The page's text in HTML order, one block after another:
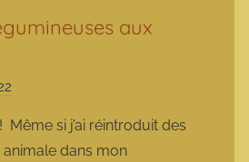
aux
r
m
si j’ai réintroduit des
animale dans mon